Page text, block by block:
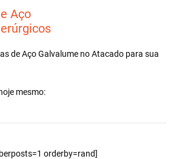
Aço
deAço Galvalume noAtacado para sua
mesmo:
orderby=rand]